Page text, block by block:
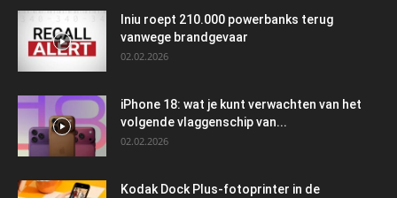
Iniu roept 210.000 powerbanks terug
vanwege brandgevaar
02.02.2026
iPhone 18: wat je kunt verwachten van het
volgende vlaggenschip van...
02.02.2026
Kodak Dock Plus-fotoprinter in de